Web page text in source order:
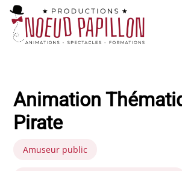
Animation
Pirate
Amuseur public